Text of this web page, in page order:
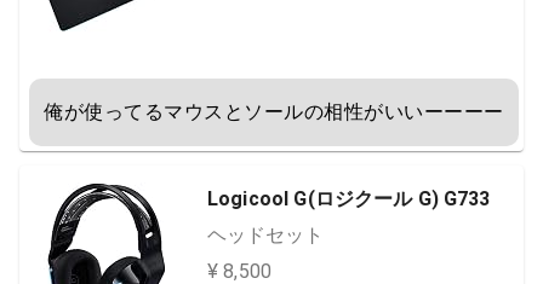
俺が使ってるマウスとソールの相性がいいーーーー
Logicool G(ロジクール G) G733
ヘッドセット
¥ 8,500